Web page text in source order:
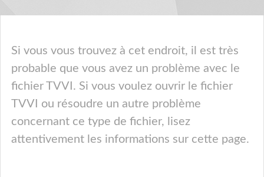
Si vous vous trouvez à cet endroit, il est très
probable que vous avez un problème avec le
fichier TVVI. Si vous voulez ouvrir le fichier
TVVI ou résoudre un autre problème
concernant ce type de fichier, lisez
attentivement les informations sur cette page.